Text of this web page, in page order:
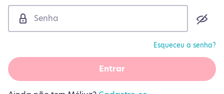
Esqueceu a senha?
Entrar